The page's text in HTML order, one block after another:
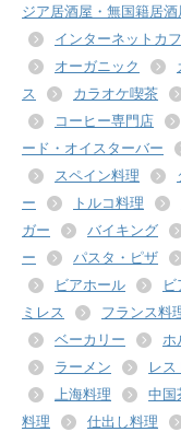
ジア居酒屋・無国籍居酒
インターネットカ
オーガニック
ス
カラオケ喫茶
コーヒー専門店
ード・オイスターバー
スペイン料理
ー
トルコ料理
ガー
バイキング
ー
パスタ・ピザ
ビアホール
ミレス
フランス料
ベーカリー
ホ
ラーメン
レ
上海料理
中国
料理
仕出し料理